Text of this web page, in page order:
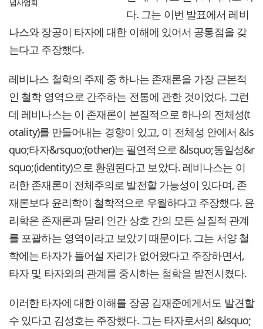
념사업회
다. 그는 이번 발표에서 레비
나스와 장공이 타자에 대한 이해에 있어서 공통점을 갖
는다고 주장했다.
레비나스 철학의 주제 중 하나는 존재론을 가장 근본적
인 철학 영역으로 간주하는 전통에 관한 것이었다. 그런
데 레비나스는 이 존재론이 본질적으로 하나의 전체성(t
otality)를 만들어내는 경향이 있고, 이 전체성 안에서 &ls
quo;타자&rsquo;(other)는 필연적으로 &lsquo;동일성&r
squo;(identity)으로 환원된다고 보았다. 레비나스는 이
러한 존재론이 전체주의로 발전할 가능성이 있다며, 존
재론보다 윤리학이 철학적으로 우월하다고 주장했다. 윤
리학은 존재론과 달리 인간 상호 간의 모든 실질적 관계
를 포괄하는 영역이라고 보았기 때문이다. 그는 서양 철
학에는 타자가 들어설 자리가 없어왔다고 주장하면서,
타자 및 타자와의 관계를 중시하는 철학을 발전시켰다.
이러한 타자에 대한 이해를 장공 김재준에게서도 발견할
수 있다고 김성호는 주장했다. 그는 타자로서의 &lsquo;